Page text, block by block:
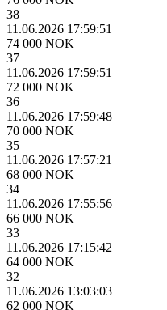
38
11.06.2026 17:59:51
74 000 NOK
37
11.06.2026 17:59:51
72 000 NOK
36
11.06.2026 17:59:48
70 000 NOK
35
11.06.2026 17:57:21
68 000 NOK
34
11.06.2026 17:55:56
66 000 NOK
33
11.06.2026 17:15:42
64 000 NOK
32
11.06.2026 13:03:03
62 000 NOK